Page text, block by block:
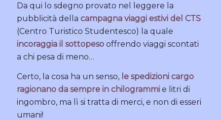
Da qui lo sdegno provato nel leggere la
pubblicità della campagna viaggi estivi del CTS
(Centro Turistico Studentesco) la quale
incoraggia il sottopesooffrendo viaggi scontati
a chi pesa di meno…
Certo, la cosa ha un senso, le spedizioni cargo
ragionano da sempre in chilogrammie litri di
ingombro, ma lì si tratta di merci, e non di esseri
umani!